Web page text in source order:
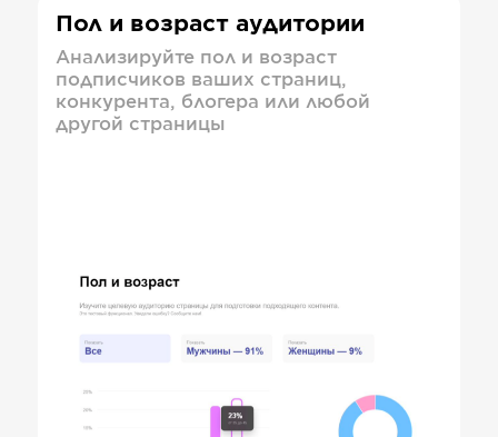
Пол и возраст аудитории
Анализируйте пол и возраст
подписчиков ваших страниц,
конкурента, блогера или любой
другой страницы